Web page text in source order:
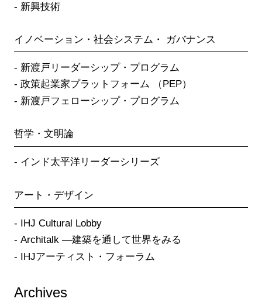
新興技術
イノベーション・社会システム・ ガバナンス
新渡戸リーダーシップ・プログラム
政策起業家プラットフォーム （PEP）
新渡戸フェローシップ・プログラム
哲学・文明論
インド太平洋リーダーシリーズ
アート・デザイン
IHJ Cultural Lobby
Architalk ―建築を通して世界をみる
IHJアーティスト・フォーラム
Archives